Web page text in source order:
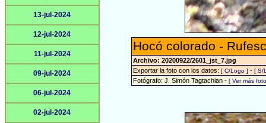
13-jul-2024
12-jul-2024
11-jul-2024
09-jul-2024
06-jul-2024
02-jul-2024
Hocó colorado -
Archivo: 20200922/2601_jst_7.jpg
Exportar la foto con los datos: [ C/Logo ] - [ S/
Fotógrafo: J. Simón Tagtachian - [ Ver más